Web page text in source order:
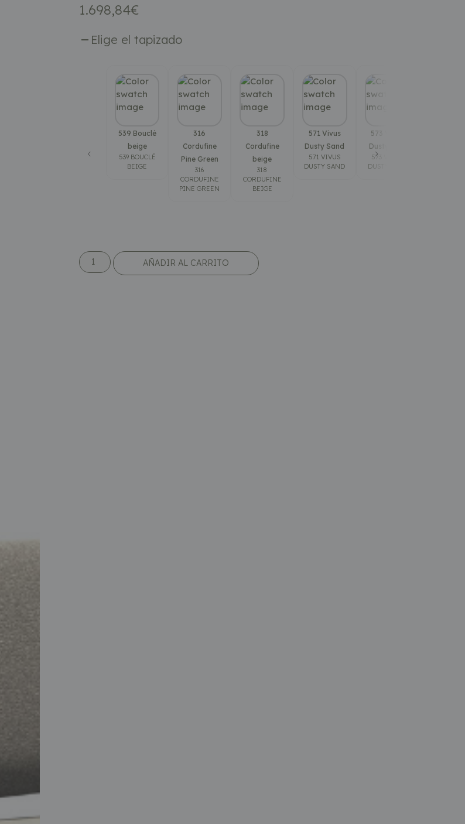
1.698,84€
Elige el tapizado
539 Bouclé
beige
539 BOUCLÉ
BEIGE
316
Cordufine
Pine Green
316
CORDUFINE
PINE GREEN
318
Cordufine
beige
318
CORDUFINE
BEIGE
571 Vivus
Dusty Sand
571 VIVUS
DUSTY SAND
573 Vivus
Dusty Blue
573 VIVUS
DUSTY BLUE
AÑADIR AL CARRITO